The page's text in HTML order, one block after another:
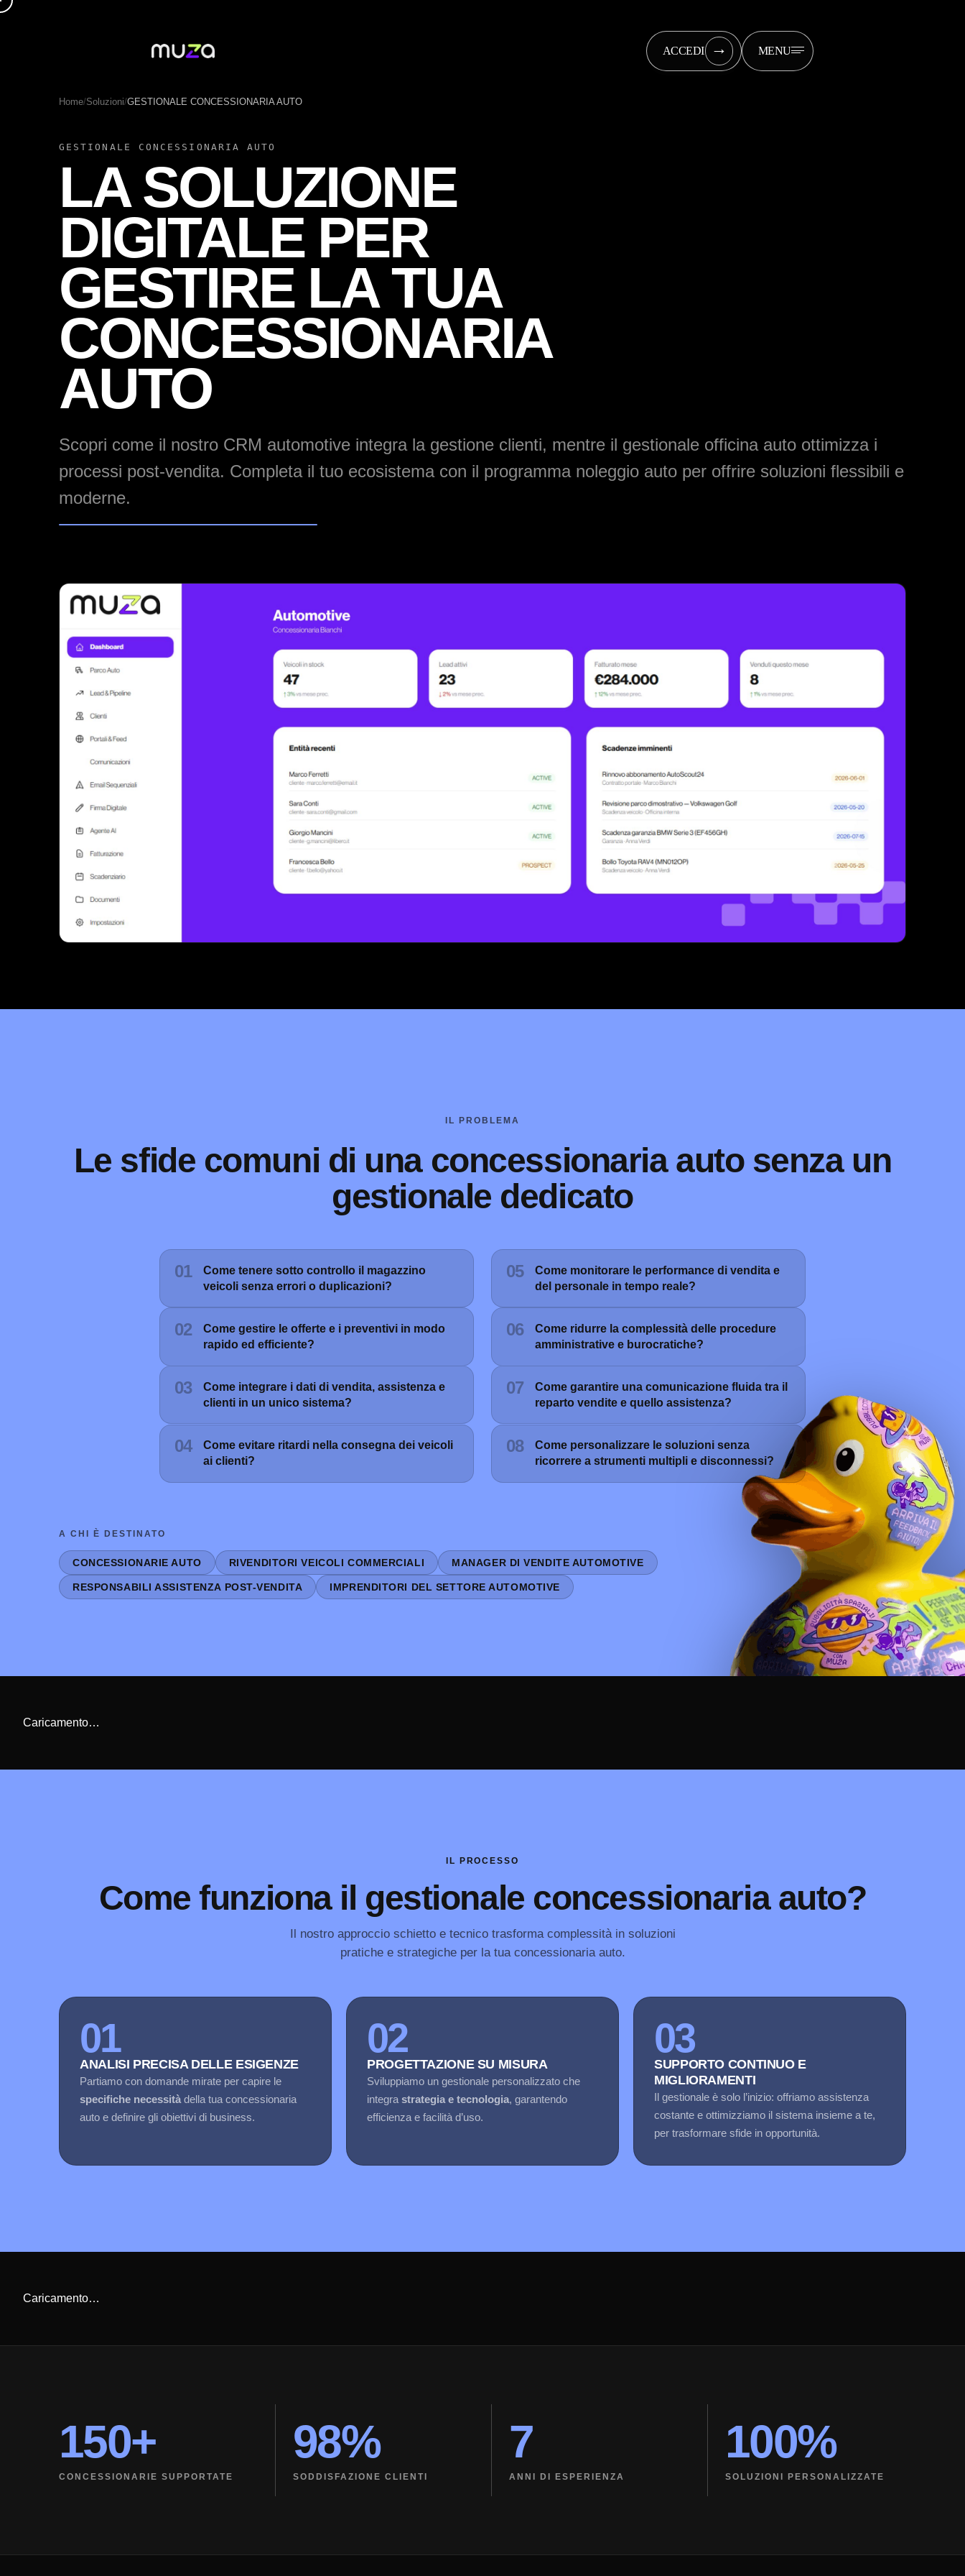
ACCEDI → MENU
PRODOTTI COSA SAPPIAMO FARE
SOLUZIONICHI POSSIAMO AIUTARE
Home/Soluzioni/GESTIONALE CONCESSIONARIA AUTO
GESTIONALE CONCESSIONARIA AUTO
LA SOLUZIONE
DIGITALE PER
GESTIRE LA TUA
CONCESSIONARIA
AUTO
Scopri come il nostro CRM automotive integra la gestione clienti, mentre il gestionale officina auto ottimizza i
processi post-vendita. Completa il tuo ecosistema con il programma noleggio auto per offrire soluzioni flessibili e
moderne.
IL PROBLEMA
Le sfide comuni di una concessionaria auto senza un
gestionale dedicato
01
Come tenere sotto controllo il magazzino
veicoli senza errori o duplicazioni?
02
Come gestire le offerte e i preventivi in modo
rapido ed efficiente?
03
Come integrare i dati di vendita, assistenza e
clienti in un unico sistema?
04
Come evitare ritardi nella consegna dei veicoli
ai clienti?
05
Come monitorare le performance di vendita e
del personale in tempo reale?
06
Come ridurre la complessità delle procedure
amministrative e burocratiche?
07
Come garantire una comunicazione fluida tra il
reparto vendite e quello assistenza?
08
Come personalizzare le soluzioni senza
ricorrere a strumenti multipli e disconnessi?
A CHI È DESTINATO
CONCESSIONARIE AUTO RIVENDITORI VEICOLI COMMERCIALI MANAGER DI VENDITE AUTOMOTIVE
RESPONSABILI ASSISTENZA POST-VENDITA IMPRENDITORI DEL SETTORE AUTOMOTIVE
Caricamento…
IL PROCESSO
Come funziona il gestionale concessionaria auto?
Il nostro approccio schietto e tecnico trasforma complessità in soluzioni
pratiche e strategiche per la tua concessionaria auto.
01
ANALISI PRECISA DELLE ESIGENZE
Partiamo con domande mirate per capire le
specifiche necessità della tua concessionaria
auto e definire gli obiettivi di business.
02
PROGETTAZIONE SU MISURA
Sviluppiamo un gestionale personalizzato che
integra strategia e tecnologia, garantendo
efficienza e facilità d’uso.
03
SUPPORTO CONTINUO E
MIGLIORAMENTI
Il gestionale è solo l’inizio: offriamo assistenza
costante e ottimizziamo il sistema insieme a te,
per trasformare sfide in opportunità.
Caricamento…
150+
CONCESSIONARIE SUPPORTATE
98%
SODDISFAZIONE CLIENTI
7
ANNI DI ESPERIENZA
100%
SOLUZIONI PERSONALIZZATE